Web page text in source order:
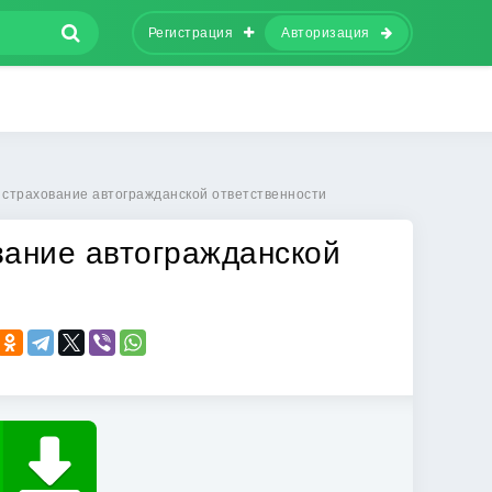
Регистрация Авторизация
автогражданской ответственности
автогражданской